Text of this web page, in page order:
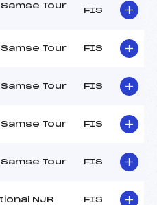
Tour
FIS
Tour FIS
Tour FIS
Tour FIS
Tour FIS
NJR FIS